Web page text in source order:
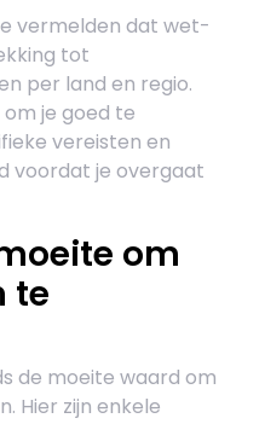
vermelden dat wet-
tot
per land en regio.
je goed te
vereisten en
voordat je overgaat
om
te
de moeite waard om
Hier zijn enkele